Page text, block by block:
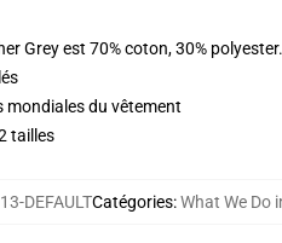
Grey est 70% coton, 30%
mondiales du vêtement
tailles
DEFAULTCatégories:What We Do